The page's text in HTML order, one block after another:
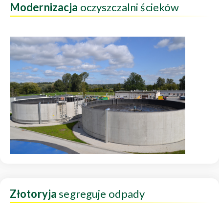
Modernizacja oczyszczalni ścieków
Złotoryjasegreguje odpady